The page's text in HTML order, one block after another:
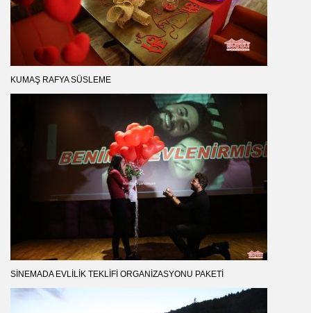
KUMAŞ RAFYA SÜSLEME
SINEMADA EVLILIK TEKLIFI ORGANIZASYONU PAKETI